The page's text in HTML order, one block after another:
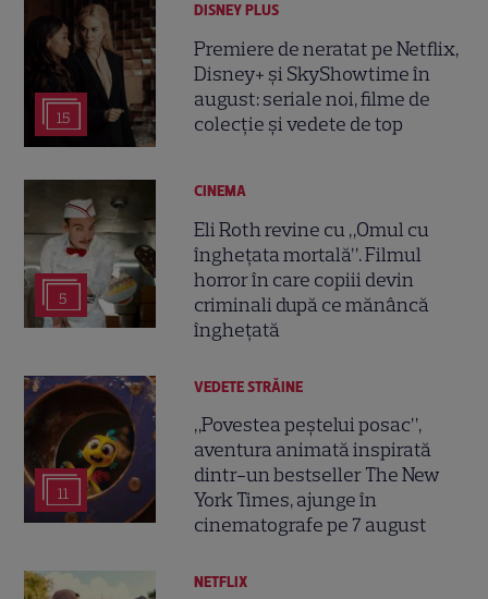
15
DISNEY PLUS
Premiere de neratat pe Netflix,
Disney+ și SkyShowtime în
august: seriale noi, filme de
colecție și vedete de top
5
CINEMA
Eli Roth revine cu „Omul cu
înghețata mortală”. Filmul
horror în care copiii devin
criminali după ce mănâncă
înghețată
11
VEDETE STRĂINE
„Povestea peștelui posac”,
aventura animată inspirată
dintr-un bestseller The New
York Times, ajunge în
cinematografe pe 7 august
NETFLIX